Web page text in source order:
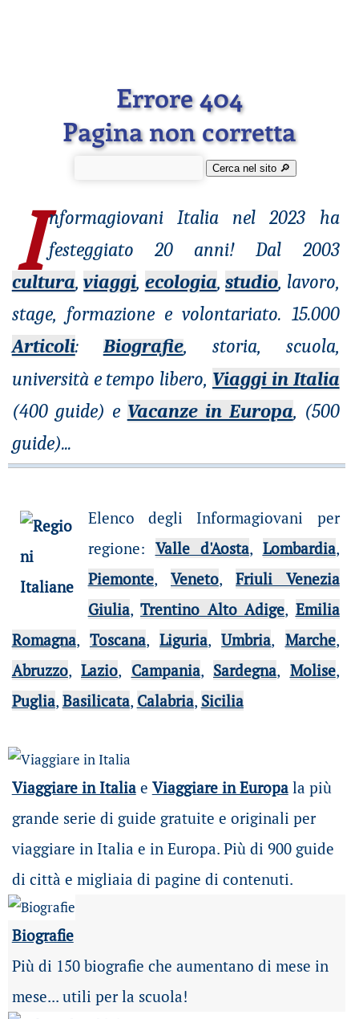
Errore 404
Pagina non corretta
Cerca nel sito 🔎︎
I nformagiovaniItalia nel 2023 ha
festeggiato 20 anni! Dal 2003
cultura,viaggi, ecologia,studio, lavoro,
stage, formazione e volontariato. 15.000
Articoli: Biografie, storia, scuola,
università e tempo libero, Viaggi in Italia
(400 guide) e Vacanze in Europa, (500
guide)...
Elenco degli Informagiovani per
regione: Valle d'Aosta, Lombardia,
Piemonte, Veneto,Friuli Venezia
Giulia,Trentino Alto Adige, Emilia
Romagna, Toscana,Liguria,Umbria, Marche,
Abruzzo,Lazio, Campania, Sardegna, Molise,
Puglia, Basilicata, Calabria, Sicilia
Viaggiare in Italiae Viaggiare in Europala più
grande serie di guide gratuite e originali per
viaggiare in Italia e in Europa. Più di 900 guide
di città e migliaia di pagine di contenuti.
Biografie
Più di 150 biografie che aumentano di mese in
mese... utili per la scuola!